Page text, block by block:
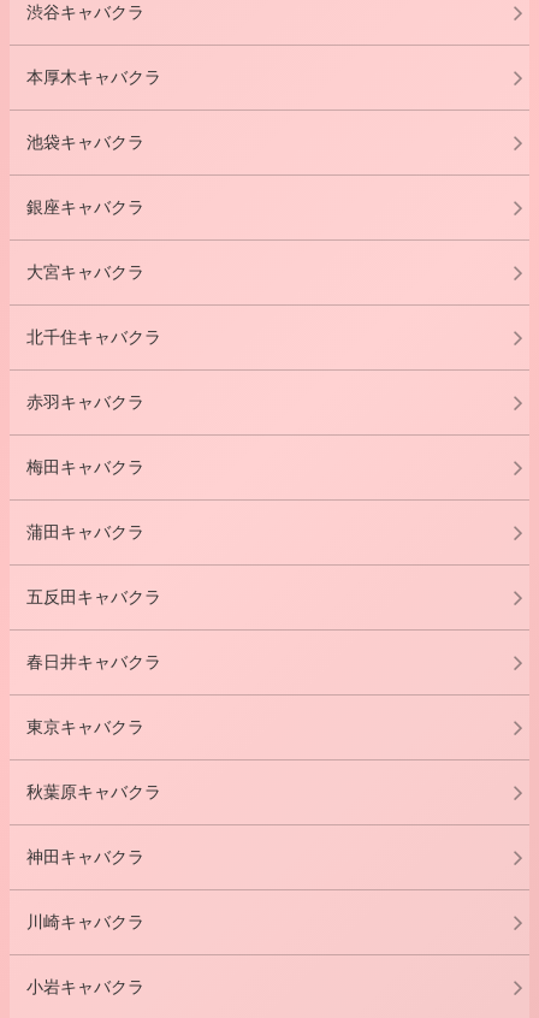
渋谷キャバクラ
本厚木キャバクラ
池袋キャバクラ
銀座キャバクラ
大宮キャバクラ
北千住キャバクラ
赤羽キャバクラ
梅田キャバクラ
蒲田キャバクラ
五反田キャバクラ
春日井キャバクラ
東京キャバクラ
秋葉原キャバクラ
神田キャバクラ
川崎キャバクラ
小岩キャバクラ